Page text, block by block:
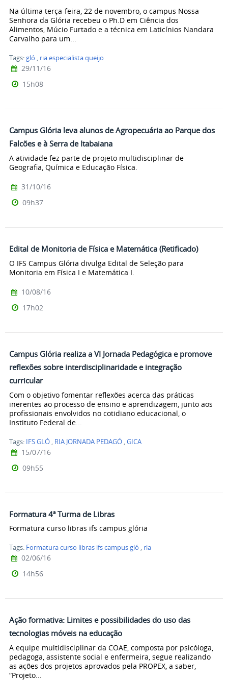
Na última terça-feira, 22 de novembro, o campus Nossa
Senhora da Glória recebeu o Ph.D em Ciência dos
Alimentos, Múcio Furtado e a técnica em Laticínios Nandara
Carvalho para um...
Tags:gló , ria especialista queijo
29/11/16
15h08
Campus Glória leva alunos de Agropecuária ao Parque dos
Falcões e à Serra de Itabaiana
A atividade fez parte de projeto multidisciplinar de
Geografia, Química e Educação Física.
31/10/16
09h37
Edital de Monitoria de Física e Matemática (Retificado)
O IFS Campus Glória divulga Edital de Seleção para
Monitoria em Física I e Matemática I.
10/08/16
17h02
Campus Glória realiza a VI Jornada Pedagógica e promove
reflexões sobre interdisciplinaridade e integração
curricular
Com o objetivo fomentar reflexões acerca das práticas
inerentes ao processo de ensino e aprendizagem, junto aos
profissionais envolvidos no cotidiano educacional, o
Instituto Federal de...
Tags: IFS GLÓ , RIA JORNADA PEDAGÓ ,GICA
15/07/16
09h55
Formatura 4ª Turma de Libras
Formatura curso libras ifs campus glória
Tags: Formatura curso libras ifs campus gló , ria
02/06/16
14h56
Ação formativa: Limites e possibilidades do uso das
tecnologias móveis na educação
A equipe multidisciplinar da COAE, composta por psicóloga,
pedagoga, assistente social e enfermeira, segue realizando
as ações dos projetos aprovados pela PROPEX, a saber,
“Projeto...